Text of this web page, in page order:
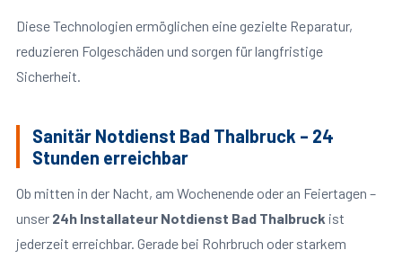
Diese Technologien ermöglichen eine gezielte Reparatur,
reduzieren Folgeschäden und sorgen für langfristige
Sicherheit.
Sanitär Notdienst Bad Thalbruck – 24
Stunden erreichbar
Ob mitten in der Nacht, am Wochenende oder an Feiertagen –
unser 24h Installateur Notdienst Bad Thalbruck ist
jederzeit erreichbar. Gerade bei Rohrbruch oder starkem